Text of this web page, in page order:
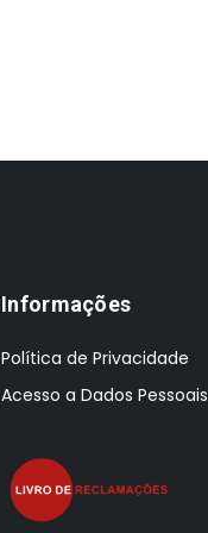
Informações
Política de Privacidade
Acesso a Dados Pessoais